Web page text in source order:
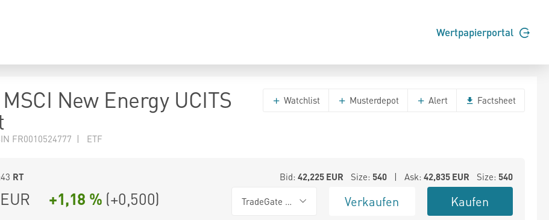
Wertpapierportal
New Energy UCITS
FR0010524777 | ETF
Watchlist Musterdepot Alert Factsheet
RT Bid: 42,225EUR Size: 540| Ask: 42,835EUR Size: 540
EUR +1,18 % (+0,500) TradeGate BSX Verkaufen Kaufen